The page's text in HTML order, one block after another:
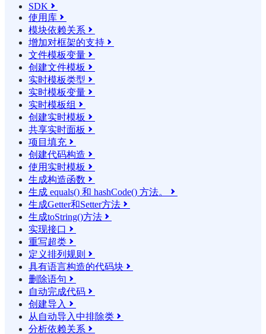
SDK 
使用库 
模块依赖关系 
增加对框架的支持 
文件模板变量 
创建文件模板 
实时模板类型 
实时模板变量 
实时模板组 
创建实时模板 
共享实时面板 
项目填充 
创建代码构造 
使用实时模板 
生成构造函数 
生成 equals() 和 hashCode() 方法。 
生成Getter和Setter方法 
生成toString()方法 
实现接口 
重写超类 
定义排列规则 
具有语言构造的代码块 
删除语句 
自动完成代码 
创建导入 
从自动导入中排除类 
分析依赖关系 